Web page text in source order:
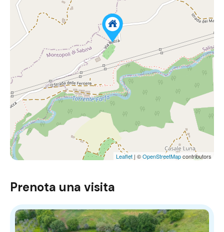
Leaflet | ©OpenStreetMapcontributors
Prenota una visita